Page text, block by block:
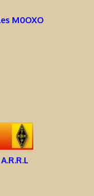
M0OXO